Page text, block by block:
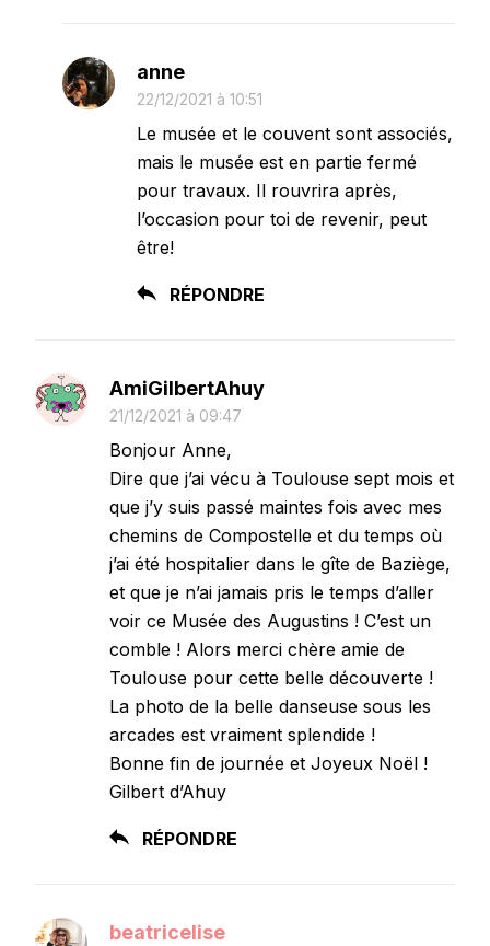
anne
22/12/2021 à 10:51
Le musée et le couvent sont associés,
mais le musée est en partie fermé
pour travaux. Il rouvrira après,
l’occasion pour toi de revenir, peut
être!
RÉPONDRE
AmiGilbertAhuy
21/12/2021 à 09:47
Bonjour Anne,
Dire que j’ai vécu à Toulouse sept mois et
que j’y suis passé maintes fois avec mes
chemins de Compostelle et du temps où
j’ai été hospitalier dans le gîte de Baziège,
et que je n’ai jamais pris le temps d’aller
voir ce Musée des Augustins ! C’est un
comble ! Alors merci chère amie de
Toulouse pour cette belle découverte !
La photo de la belle danseuse sous les
arcades est vraiment splendide !
Bonne fin de journée et Joyeux Noël !
Gilbert d’Ahuy
RÉPONDRE
beatricelise